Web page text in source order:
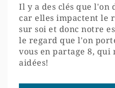
Il y a des clés que
car elles impactent le
sur soi et donc notre
le regard que l'on
vous en partage 8, qui
aidées!